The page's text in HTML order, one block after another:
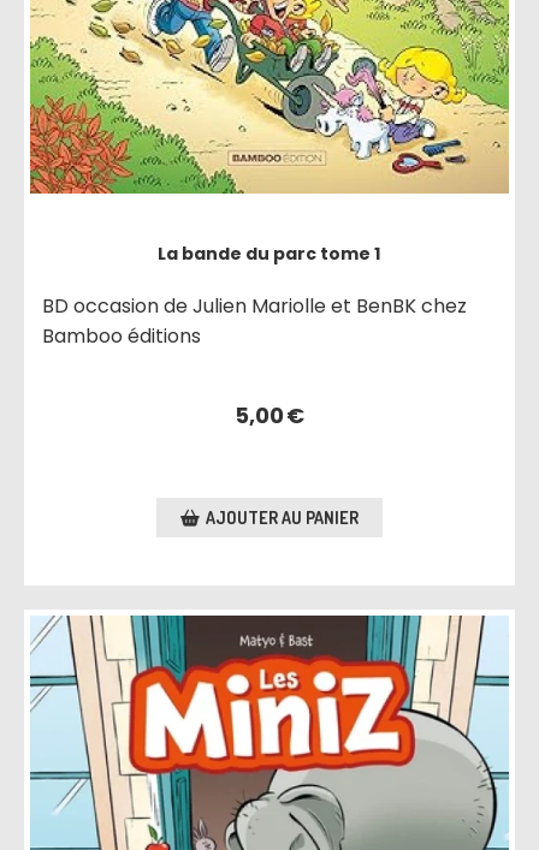
La bande du parc tome 1
BD occasion de Julien Mariolle et BenBK chez
Bamboo éditions
5,00€
AJOUTER AU PANIER